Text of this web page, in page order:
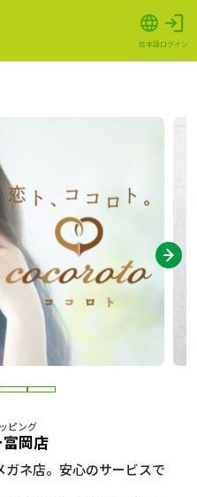
日本語ログイン
ピング
岡店
ネ店。安心のサービスで